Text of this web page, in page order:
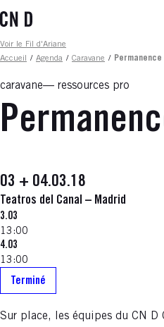
au
principal
Fil d'ariane
Voir le Fil d'Ariane
Accueil
/ Agenda / Caravane / Permanence
caravane ressources pro
03 + 04.03.18
Teatros del Canal – Madrid
3.03
13:00
4.03
13:00
Terminé
Sur place, les équipes du CN D